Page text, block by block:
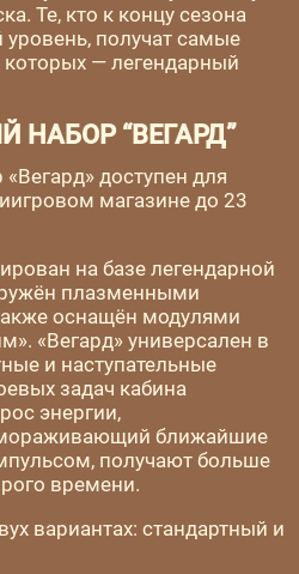
Те, кто к концу сезона
получат самые
— легендарный
НАБОР “ВЕГАРД”
доступен для
магазине до 23
на базе легендарной
плазменными
оснащён модулями
«Вегард» универсален в
и наступательные
задач кабина
энергии,
ближайшие
получают больше
времени.
вариантах: стандартный и